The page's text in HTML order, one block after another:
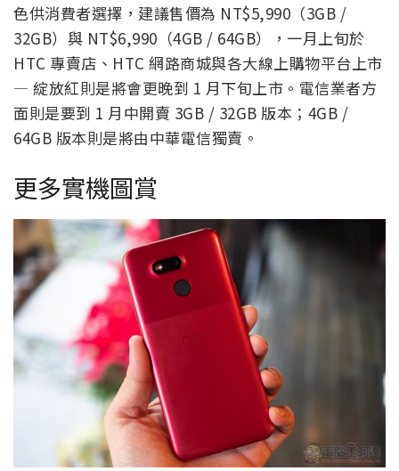
色供消費者選擇，建議售價為 NT$5,990（3GB /
32GB）與 NT$6,990（4GB / 64GB），一月上旬於
HTC 專賣店、HTC 網路商城與各大線上購物平台上市
— 綻放紅則是將會更晚到 1 月下旬上市。電信業者方
面則是要到 1 月中開賣 3GB / 32GB 版本；4GB /
64GB 版本則是將由中華電信獨賣。
更多實機圖賞